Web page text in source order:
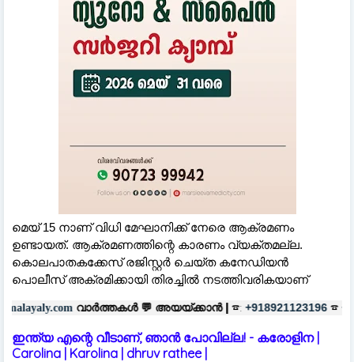
മെയ് 15 നാണ് വിധി മേഘാനിക്ക് നേരെ ആക്രമണം
ഉണ്ടായത്. ആക്രമണത്തിന്റെ കാരണം വ്യക്തമല്ല.
കൊലപാതകക്കേസ് രജിസ്റ്റര്‍ ചെയ്ത കനേഡിയന്‍
പൊലീസ് അക്രമിക്കായി തിരച്ചില്‍ നടത്തിവരികയാണ്
💬അയയ്ക്കാൻ | ☎: +918921123196 ☎ +918606657037
ഇന്ത്യ എന്റെ വീടാണ്, ഞാൻ പോവില്ല! - കരോളിന |
Carolina | Karolina | dhruv rathee |